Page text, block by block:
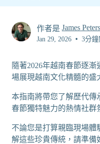
作者是 James
Jan 29, 2026 • 3分鐘
隨著2026年越南春節逐
場展現越南文化精髓的盛
本指南將帶您了解歷代傳
春節獨特魅力的熱情社群
不論您是打算親臨現場體
解這些珍貴傳統，請準備